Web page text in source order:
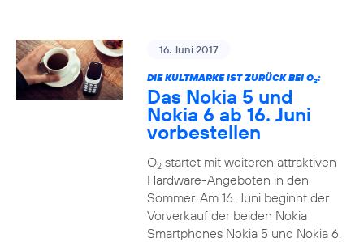
16. Juni 2017
DIE KULTMARKE IST ZURÜCK BEI O2:
Das Nokia 5 und
Nokia 6 ab 16. Juni
vorbestellen
O2startet mit weiteren attraktiven
Hardware-Angeboten in den
Sommer. Am 16. Juni beginnt der
Vorverkauf der beiden Nokia
Smartphones Nokia 5 und Nokia 6.